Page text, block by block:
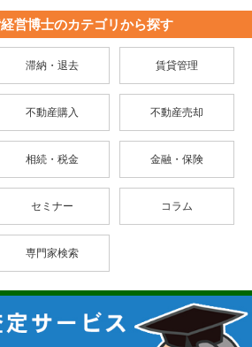
営博士のカテゴリから探す
滞納・退去 賃貸管理
不動産購入 不動産売却
相続・税金 金融・保険
セミナー コラム
専門家検索